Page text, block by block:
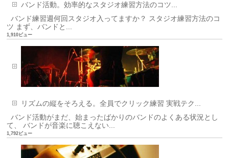
バンド活動。効率的なスタジオ練習方法のコツ...
バンド練習週何回スタジオ入ってますか？ スタジオ練習方法のコ
ツ まず、バンドと...
1,910ビュー
リズムの縦をそろえる。全員でクリック練習 実戦テク...
バンド活動がまだ、始まったばかりのバンドのよくある状況とし
て、 バンドが音楽に聴こえない...
1,792ビュー